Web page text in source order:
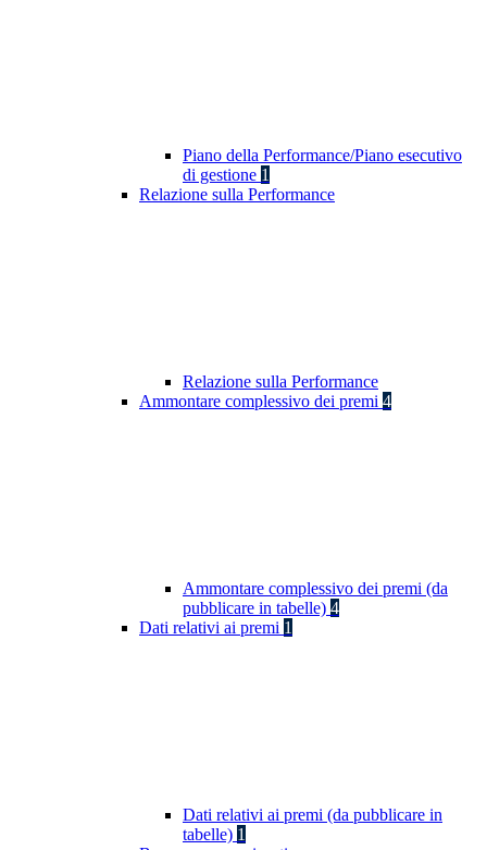
Piano della Performance/Piano esecutivo
di gestione 1
Relazione sulla Performance
Relazione sulla Performance
Ammontare complessivo dei premi 4
Ammontare complessivo dei premi (da
pubblicare in tabelle) 4
Dati relativi ai premi 1
Dati relativi ai premi (da pubblicare in
tabelle) 1